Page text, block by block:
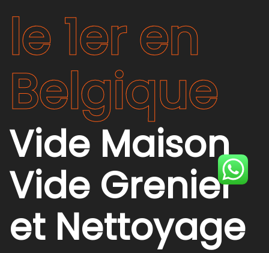
le 1er en
Belgique
Vide Maison
Vide Grenier
et Nettoyage